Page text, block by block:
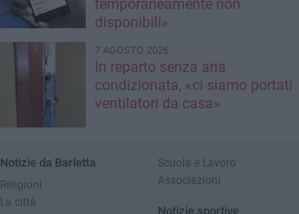
temporaneamente non
disponibili»
7 AGOSTO 2026
In reparto senza aria
condizionata, «ci siamo portati
ventilatori da casa»
Notizie da Barletta
Religioni
La città
Scuola e Lavoro
Associazioni
Notizie sportive